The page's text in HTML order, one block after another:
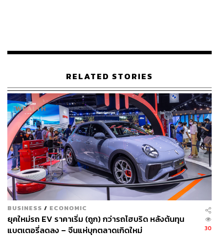
ยักษ์ใหญ่ยานยนต์ญี่ปุ่น Honda และ Nissan เตรียมเจร
Nissan ดิ้นรนหาผู้ลงทุนหลัก! เหลือเวลา 12-14 เดือนเพื่
อเอาตัวรอดจากวิกฤตล้มละลาย พร้อมหวังพลิกเกมรุก
ตลาดด้วย EV
ประเด็นนี้ถูกเปิดเผยโดยสำนักข่าว Nikkei ของญี่ปุ่น ที่ระบุว่า
Honda กำลังเจรจาเรื่องการควบรวมกิจการกับ Nissan และ
อาจมี Mitsubishi เข้ามาเกี่ยวข้องด้วย
โดยให้เหตุผลว่าเป็นการร่วมกันสร้างความแข็งแรงให้กับ
แบรนด์ทั้งคู่ เพื่อต่อสู้ในตลาดรถยนต์ไฟฟ้ากับคู่แข่งอย่าง
Tesla และแบรนด์รถยนต์จากประเทศจีน
RELATED STORIES
BUSINESS / ECONOMIC
ยุคใหม่รถ EV ราคาเริ่ม (ถูก) กว่ารถไฮบริด หลังต้นทุน
แบตเตอรี่ลดลง – จีนแห่บุกตลาดเกิดใหม่
30